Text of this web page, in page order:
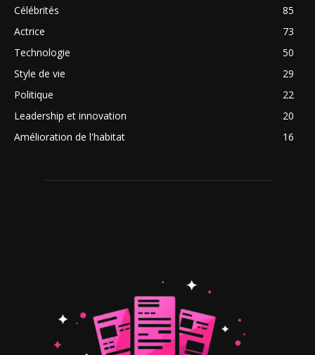
Célébrités
85
Actrice
73
Technologie
50
Style de vie
29
Politique
22
Leadership et innovation
20
Amélioration de l'habitat
16